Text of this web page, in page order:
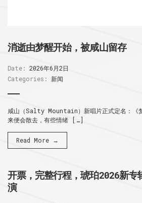
消逝由梦醒开始，被咸山留存
Date: 2026年6月2日
Categories:
新闻
咸山（Salty Mountain）新唱片正式定名：《
来便会散去，有些情绪 […]
Read More →
开票，完整行程，琥珀2026新专
演